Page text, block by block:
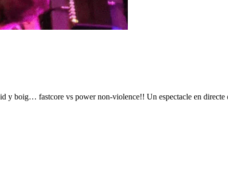
y boig… fastcore vs power non-violence!! Un espectacle en directe